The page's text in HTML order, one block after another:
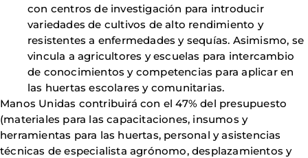
con centros de investigación para introducir
variedades de cultivos de alto rendimiento y
resistentes a enfermedades y sequías. Asimismo, se
vincula a agricultores y escuelas para intercambio
de conocimientos y competencias para aplicar en
las huertas escolares y comunitarias.
Manos Unidas contribuirá con el 47% del presupuesto
(materiales para las capacitaciones, insumos y
herramientas para las huertas, personal y asistencias
técnicas de especialista agrónomo, desplazamientos y